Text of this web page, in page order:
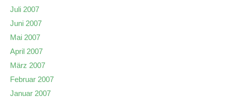
Juli 2007
Juni 2007
Mai 2007
April 2007
März 2007
Februar 2007
Januar 2007